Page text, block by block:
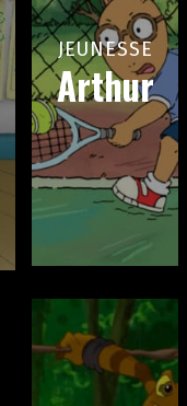
JEUNESSE
Arthur